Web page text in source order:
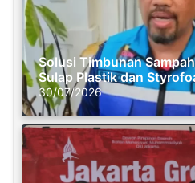
Solusi Timbunan
Sulap Plastik dan
30/07/2026